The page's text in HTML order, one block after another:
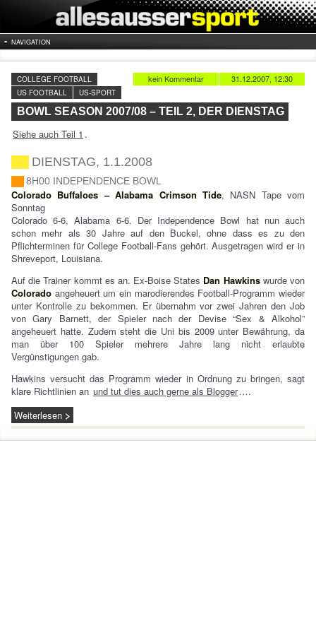
NAVIGATION
31.12.2007, 12:30
kein Kommentar
COLLEGE FOOTBALL
US FOOTBALL
US-SPORT
BOWL SEASON 2007/08 – TEIL 2, DER DIENSTAG
Siehe auch Teil 1 .
DIENSTAG, 1.1.2008
8H00 INDEPENDENCE BOWL
Colorado Buffaloes – Alabama Crimson Tide, NASN Tape vom
Sonntag
Colorado 6-6, Alabama 6-6. Der Independence Bowl hat nun auch
schon mehr als 30 Jahre auf den Buckel, ohne dass es zu den
Pflichterminen für College Football-Fans gehört. Ausgetragen wird er in
Shreveport, Louisiana.
Auf die Trainer kommt es an. Ex-Boise States Dan Hawkinswurde von
Colorado angeheuert um ein marodierendes Football-Programm wieder
unter Kontrolle zu bekommen. Er übernahm vor zwei Jahren den Job
von Gary Barnett, der Spieler nach der Devise “Sex & Alkohol”
angeheuert hatte. Zudem steht die Uni bis 2009 unter Bewährung, da
man über 100 Spieler mehrere Jahre lang nicht erlaubte
Vergünstigungen gab.
Hawkins versucht das Programm wieder in Ordnung zu bringen, sagt
klare Richtlinien an und tut dies auch gerne als Blogger.…
Weiterlesen